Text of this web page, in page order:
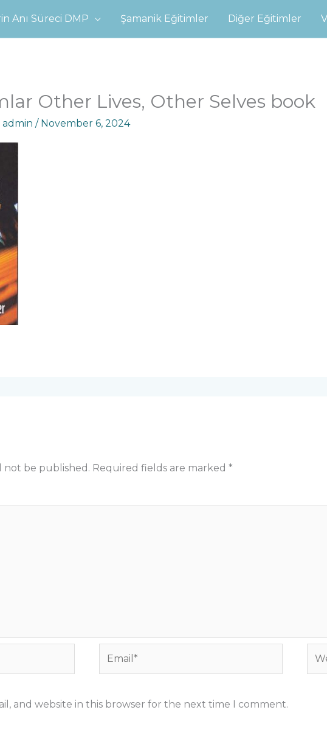
Anı Süreci DMP Şamanik Eğitimler Diğer Eğitimler
Other Lives, Other Selves book
admin / November 6, 2024
not be published. Required fields are marked *
and website in this browser for the next time I comment.